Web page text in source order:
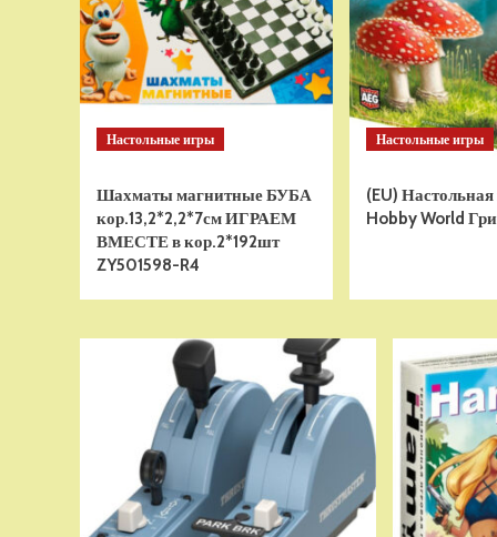
Настольные игры
Шахматы магнитные БУБА
кор.13,2*2,2*7см ИГРАЕМ
ВМЕСТЕ в кор.2*192шт
ZY501598-R4
Настольные игры
(EU) Настольная
Hobby World